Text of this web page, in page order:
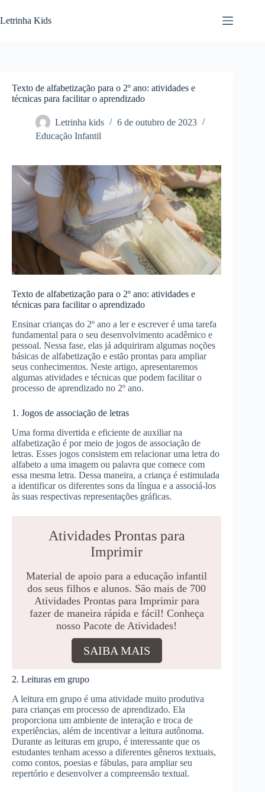
Letrinha Kids
Texto de alfabetização para o 2º ano: atividades e
técnicas para facilitar o aprendizado
Letrinha kids
6 de outubro de 2023
Educação Infantil
Texto de alfabetização para o 2º ano: atividades e
técnicas para facilitar o aprendizado
Ensinar crianças do 2º ano a ler e escrever é uma tarefa
fundamental para o seu desenvolvimento acadêmico e
pessoal. Nessa fase, elas já adquiriram algumas noções
básicas de alfabetização e estão prontas para ampliar
seus conhecimentos. Neste artigo, apresentaremos
algumas atividades e técnicas que podem facilitar o
processo de aprendizado no 2º ano.
1. Jogos de associação de letras
Uma forma divertida e eficiente de auxiliar na
alfabetização é por meio de jogos de associação de
letras. Esses jogos consistem em relacionar uma letra do
alfabeto a uma imagem ou palavra que comece com
essa mesma letra. Dessa maneira, a criança é estimulada
a identificar os diferentes sons da língua e a associá-los
às suas respectivas representações gráficas.
Atividades Prontas para
Imprimir
Material de apoio para a educação infantil
dos seus filhos e alunos. São mais de 700
Atividades Prontas para Imprimir para
fazer de maneira rápida e fácil! Conheça
nosso Pacote de Atividades!
SAIBA MAIS
2. Leituras em grupo
A leitura em grupo é uma atividade muito produtiva
para crianças em processo de aprendizado. Ela
proporciona um ambiente de interação e troca de
experiências, além de incentivar a leitura autônoma.
Durante as leituras em grupo, é interessante que os
estudantes tenham acesso a diferentes gêneros textuais,
como contos, poesias e fábulas, para ampliar seu
repertório e desenvolver a compreensão textual.